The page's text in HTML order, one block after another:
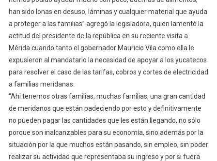
han sido lonas en desuso, láminas y cualquier material que ayuda
a proteger a las familias” agregó la legisladora, quien lamentó la
actitud del presidente de la república en su reciente visita a
Mérida cuando tanto el gobernador Mauricio Vila como ella le
expusieron al mandatario la necesidad de apoyar a los yucatecos
para resolver el caso de las tarifas, cobros y cortes de electricidad
a familias meridanas.
“Ahi tenemos otras familias, muchas familias, una gran cantidad
de meridanos que están padeciendo por esto y definitivamente
no pueden pagar las cantidades que les están llegando, no sólo
porque son inalcanzables para su economía, sino además por la
situación por la que muchos están pasando, sin empleo, sin poder
realizar su actividad que representaba su ingreso y por si fuera